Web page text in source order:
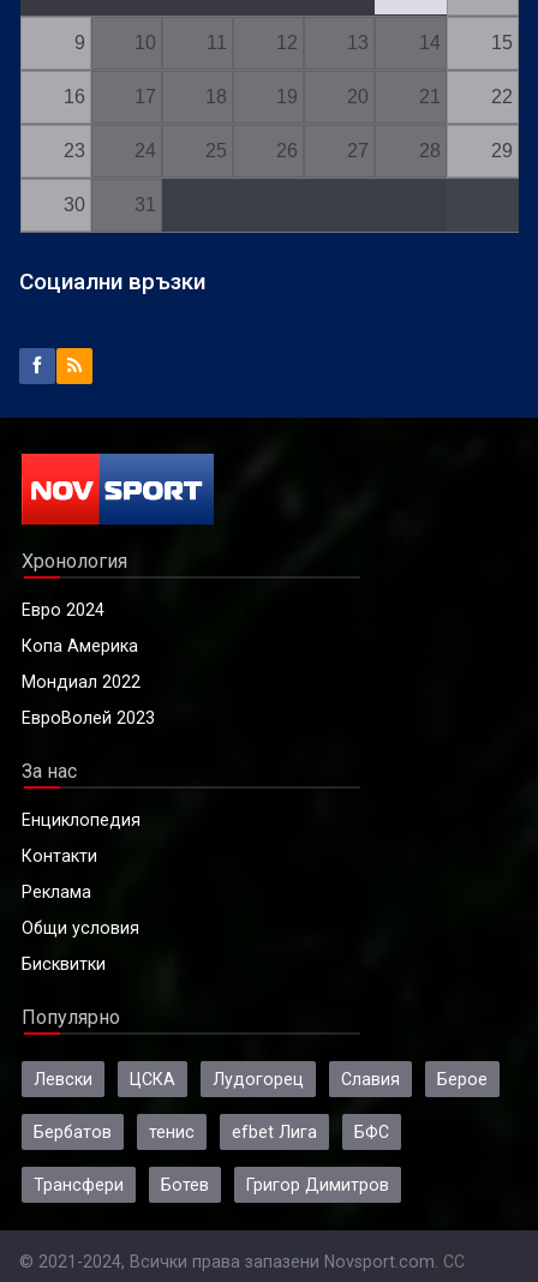
9 10 11 12 13 14 15
16 17 18 19 20 21 22
23 24 25 26 27 28 29
30 31
Социални връзки
Хронология
Евро 2024
Копа Америка
Мондиал 2022
ЕвроВолей 2023
За нас
Енциклопедия
Контакти
Реклама
Общи условия
Бисквитки
Популярно
Левски ЦСКА Лудогорец Славия Берое
Бербатов тенис efbet Лига БФС
Трансфери Ботев Григор Димитров
© 2021-2024, Всички права запазени Novsport.com. CC